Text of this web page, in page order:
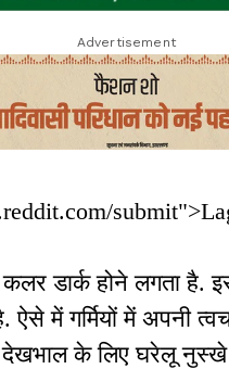
Advertisement
डार्क होने लगता है.
ऐसे में गर्मियों में अपनी
के लिए घरेलू